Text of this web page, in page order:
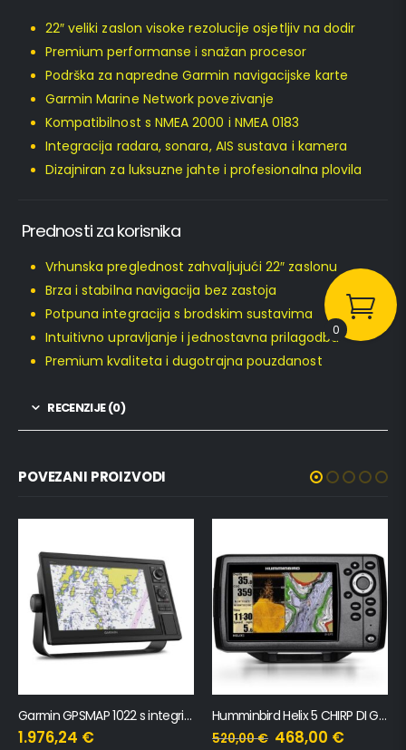
22″ veliki zaslon visoke rezolucije osjetljiv na dodir
Premium performanse i snažan procesor
Podrška za napredne Garmin navigacijske karte
Garmin Marine Network povezivanje
Kompatibilnost s NMEA 2000 i NMEA 0183
Integracija radara, sonara, AIS sustava i kamera
Dizajniran za luksuzne jahte i profesionalna plovila
Prednosti za korisnika
Vrhunska preglednost zahvaljujući 22″ zaslonu
Brza i stabilna navigacija bez zastoja
Potpuna integracija s brodskim sustavima
Intuitivno upravljanje i jednostavna prilagodba
Premium kvaliteta i dugotrajna pouzdanost
RECENZIJE (0)
POVEZANI PROIZVODI
Garmin GPSMAP 1022 s integriranom antenom 10”
1.976,24 €
Humminbird Helix 5 CHIRP DI GPS G3
520,00€ 468,00 €
0